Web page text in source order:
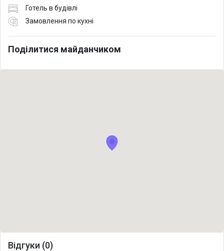
Готель в будівлі
Замовлення по кухні
Поділитися майданчиком
Відгуки (0)